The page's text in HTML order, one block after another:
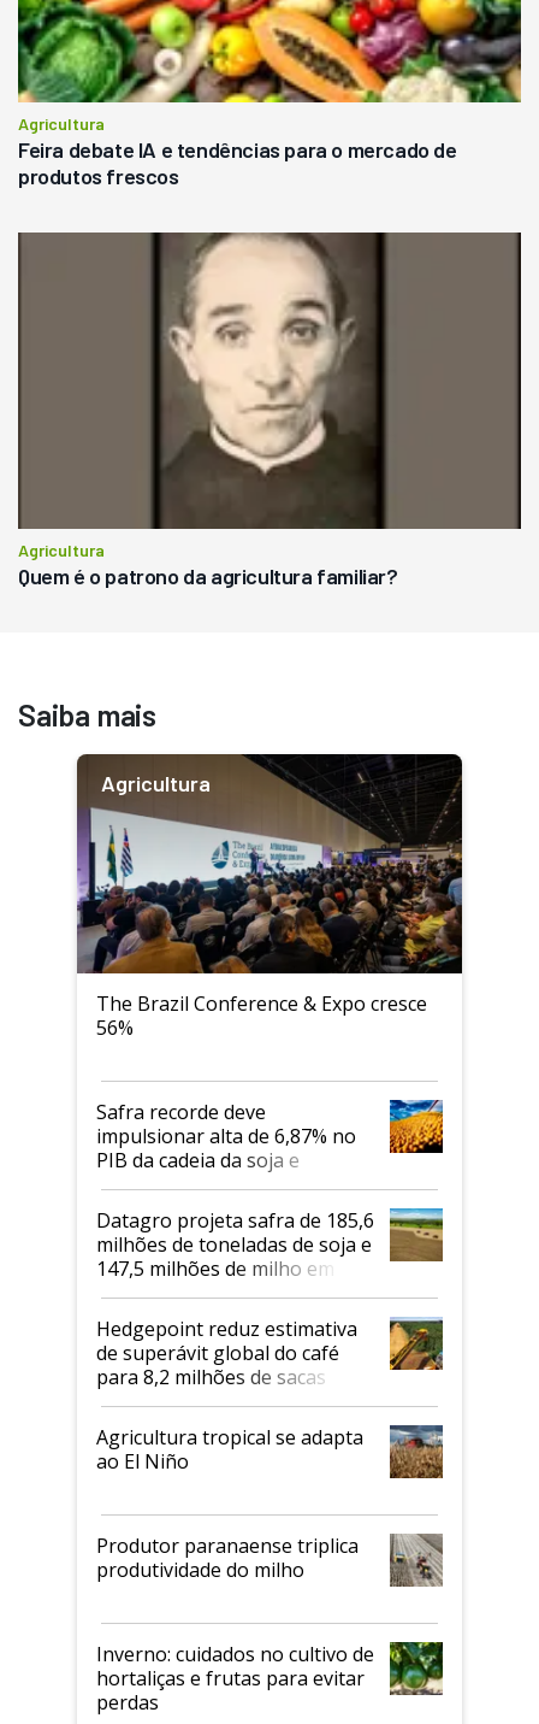
Agricultura
Feira debate IA e tendências para o mercado de
produtos frescos
Agricultura
Quem é o patrono da agricultura familiar?
Saiba mais
Agricultura
The Brazil Conference & Expo cresce
56%
Safra recorde deve
impulsionar alta de 6,87% no
PIB da cadeia da soja e
biodiesel em 2026
Datagro projeta safra de 185,6
milhões de toneladas de soja e
147,5 milhões de milho em
2026/27
Hedgepoint reduz estimativa
de superávit global do café
para 8,2 milhões de sacas
Agricultura tropical se adapta
ao El Niño
Produtor paranaense triplica
produtividade do milho
Inverno: cuidados no cultivo de
hortaliças e frutas para evitar
perdas